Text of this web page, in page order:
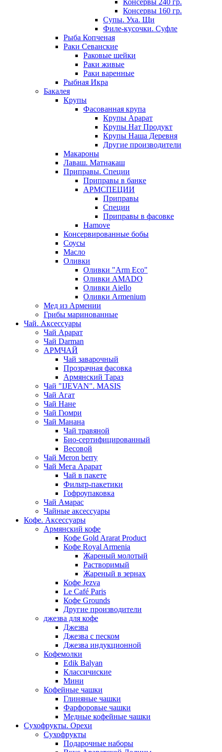
Консервы 240 гр.
Консервы 160 гр.
Супы. Уха. Щи
Филе-кусочки. Суфле
Рыба Копченая
Раки Севанские
Раковые шейки
Раки живые
Раки варенные
Рыбная Икра
Бакалея
Крупы
Фасованная крупа
Крупы Арарат
Крупы Нат Продукт
Крупы Наша Деревня
Другие производители
Макароны
Лаваш. Матнакаш
Приправы. Специи
Приправы в банке
АРМСПЕЦИИ
Приправы
Специи
Приправы в фасовке
Hamove
Консервированные бобы
Соусы
Масло
Оливки
Оливки "Arm Eco"
Оливки AMADO
Оливки Aiello
Оливки Armenium
Мед из Армении
Грибы маринованные
Чай. Аксессуары
Чай Арарат
Чай Darman
АРМЧАЙ
Чай заварочный
Прозрачная фасовка
Армянский Тараз
Чай "IJEVAN". MASIS
Чай Агат
Чай Нане
Чай Гюмри
Чай Манана
Чай травяной
Био-сертифицированный
Весовой
Чай Meron berry
Чай Мега Арарат
Чай в пакете
Фильтр-пакетики
Гофроупаковка
Чай Амарас
Чайные аксессуары
Кофе. Аксессуары
Армянский кофе
Кофе Gold Ararat Product
Кофе Royal Armenia
Жареный молотый
Растворимый
Жареный в зернах
Кофе Jezva
Le Café Paris
Кофе Grounds
Другие производители
джезва для кофе
Джезва
Джезва с песком
Джезва индукционной
Кофемолки
Edik Balyan
Классичиские
Мини
Кофейные чашки
Глиняные чашки
Фарфоровые чашки
Медные кофейные чашки
Сухофрукты. Орехи
Сухофрукты
Подарочные наборы